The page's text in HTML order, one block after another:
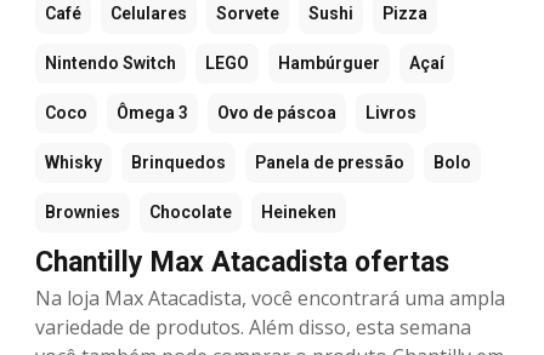
Café Celulares Sorvete Sushi Pizza
Nintendo Switch LEGO Hambúrguer Açaí
Coco Ômega 3 Ovo de páscoa Livros
Whisky Brinquedos Panela de pressão Bolo
Brownies Chocolate Heineken
Chantilly Max Atacadista ofertas
Na loja Max Atacadista, você encontrará uma ampla
variedade de produtos. Além disso, esta semana